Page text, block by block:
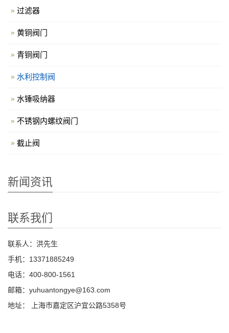
过滤器
黄铜阀门
青铜阀门
水利控制阀
水锤吸纳器
不锈钢内螺纹阀门
截止阀
新闻资讯
联系我们
联系人：洪先生
手机：13371885249
电话：400-800-1561
邮箱：yuhuantongye@163.com
地址： 上海市嘉定区沪宜公路5358号